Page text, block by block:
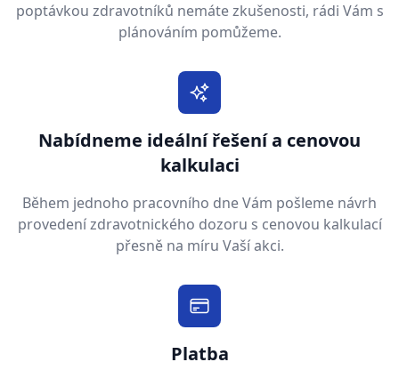
poptávkou zdravotníků nemáte zkušenosti, rádi Vám s
plánováním pomůžeme.
Nabídneme ideální řešení a cenovou
kalkulaci
Během jednoho pracovního dne Vám pošleme návrh
provedení zdravotnického dozoru s cenovou kalkulací
přesně na míru Vaší akci.
Platba